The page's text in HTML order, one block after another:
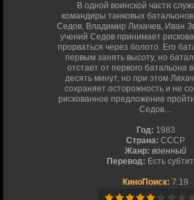
В одной воинской части
командиры танковых
Седов, Владимир Лихачев, Иван
учений Седов принимает
прорваться через болото. Его
первым занять высоту, но
отстает от первого батальона
десять минут, но при этом
сохраняет осторожность и не
рискованное предложение
Седов…
Год: 1983
Страна: СССР
Жанр: военный
Перевод: Есть
КиноПоиск: 7.19